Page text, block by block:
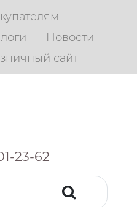
Новости
сайт
23-62